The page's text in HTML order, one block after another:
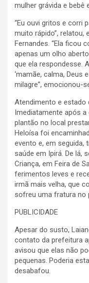
mulher grávida e bebê
“Eu ouvi gritos e corri
muito rápido”, relatou,
Fernandes. “Ela ficou
apenas um olho
que ela respondesse.
‘mamãe, calma, Deus
milagre”, emocionou-
Atendimento e estado
Imediatamente após
plantão no local
Heloísa foi
evento e, em seguida,
saúde em Ipirá. De lá,
Criança, em Feira de
ferimentos leves e
irmã mais velha, que
sofreu uma fratura no
PUBLICIDADE
Apesar do susto,
contato da prefeitura
avisou que elas não
pequenas. Poderia
desabafou.